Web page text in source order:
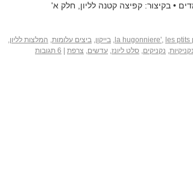
• בקיצור: קפיצה קטנה לליון, חלק א'
la hugonniere', les ptits
, בייקון, ביצים עלומות, המלצות לליון,
נקניקיות, נקניקים, סלט ליונז, עדשים, צרפת 6 תגובות